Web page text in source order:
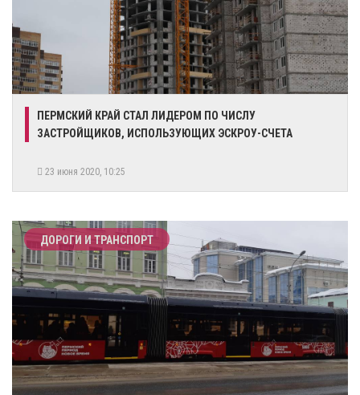
ПЕРМСКИЙ КРАЙ СТАЛ ЛИДЕРОМ ПО ЧИСЛУ
ЗАСТРОЙЩИКОВ, ИСПОЛЬЗУЮЩИХ ЭСКРОУ-СЧЕТА
23 июня 2020, 10:25
ДОРОГИ И ТРАНСПОРТ